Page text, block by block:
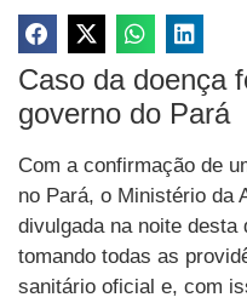
Caso da doença
governo do Pará
Com a confirmação de
no Pará, o Ministério da
divulgada na noite
tomando todas as
sanitário oficial e, com